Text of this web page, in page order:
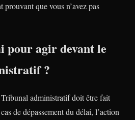
que vous n’avez pas
pour agir devant le
?
administratif doit être fait
de dépassement du délai, l’action